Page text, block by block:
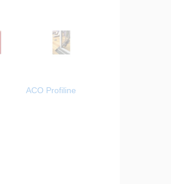
ACO Profiline